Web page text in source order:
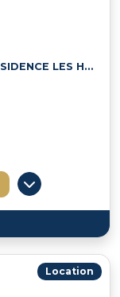
APPARTEMENT 3 PIECES DE 76 M² RESIDENCE LES HORIZONS BLEUS 20200
Location